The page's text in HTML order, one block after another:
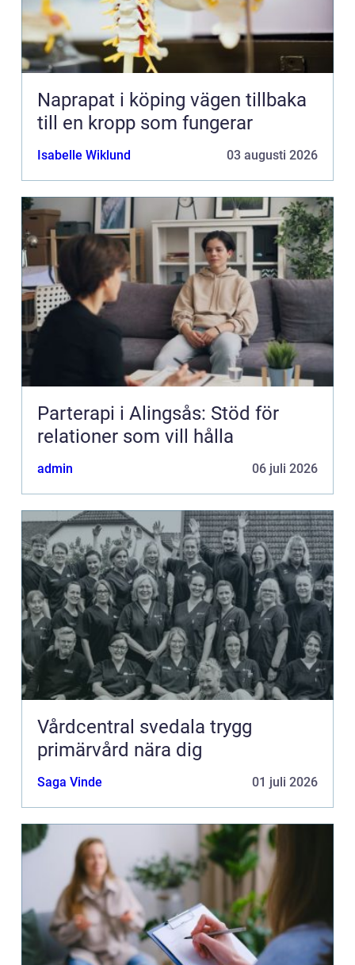
Naprapat i köping vägen tillbaka
till en kropp som fungerar
Isabelle Wiklund 03 augusti 2026
Parterapi i Alingsås: Stöd för
relationer som vill hålla
admin 06 juli 2026
Vårdcentral svedala trygg
primärvård nära dig
Saga Vinde 01 juli 2026